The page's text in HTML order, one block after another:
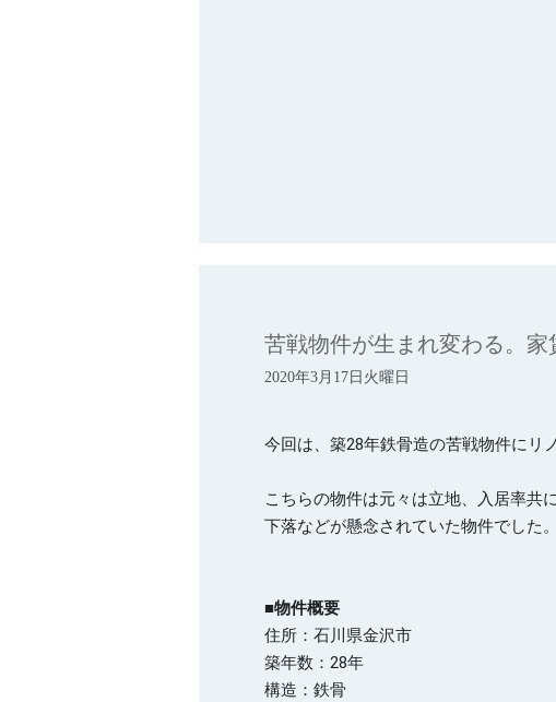
苦戦物件が生まれ変わる。家
2020年3月17日火曜日
今回は、築28年鉄骨造の苦戦物件にリ
こちらの物件は元々は立地、入居率共
■物件概要
住所：石川県金沢市
築年数：28年
構造：鉄骨